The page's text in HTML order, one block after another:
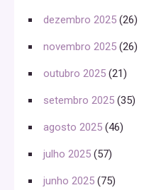
dezembro 2025 (26)
novembro 2025 (26)
outubro 2025 (21)
setembro 2025 (35)
agosto 2025 (46)
julho 2025 (57)
junho 2025 (75)